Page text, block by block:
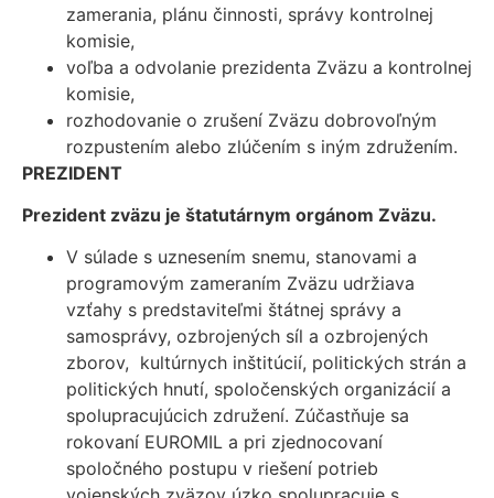
zamerania, plánu činnosti, správy kontrolnej
komisie,
voľba a odvolanie prezidenta Zväzu a kontrolnej
komisie,
rozhodovanie o zrušení Zväzu dobrovoľným
rozpustením alebo zlúčením s iným združením.
PREZIDENT
Prezident zväzu je štatutárnym orgánom Zväzu.
V súlade s uznesením snemu, stanovami a
programovým zameraním Zväzu udržiava
vzťahy s predstaviteľmi štátnej správy a
samosprávy, ozbrojených síl a ozbrojených
zborov, kultúrnych inštitúcií, politických strán a
politických hnutí, spoločenských organizácií a
spolupracujúcich združení. Zúčastňuje sa
rokovaní EUROMIL a pri zjednocovaní
spoločného postupu v riešení potrieb